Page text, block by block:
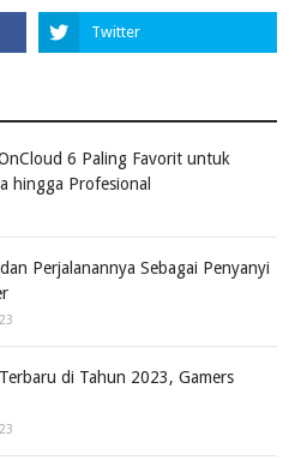
6 Paling Favorit untuk
hingga Profesional
Perjalanannya Sebagai Penyanyi
di Tahun 2023, Gamers